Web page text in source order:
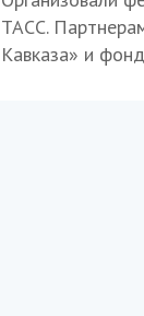
ТАСС.
Кавказа» и